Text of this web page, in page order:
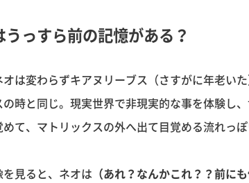
うっすら前の記憶がある？
は変わらずキアヌリーブス（さすがに年老い
の時と同じ。現実世界で非現実的な事を体験し
めて、マトリックスの外へ出て目覚める流れっ
を見ると、ネオは （あれ？なんかこれ？？前に